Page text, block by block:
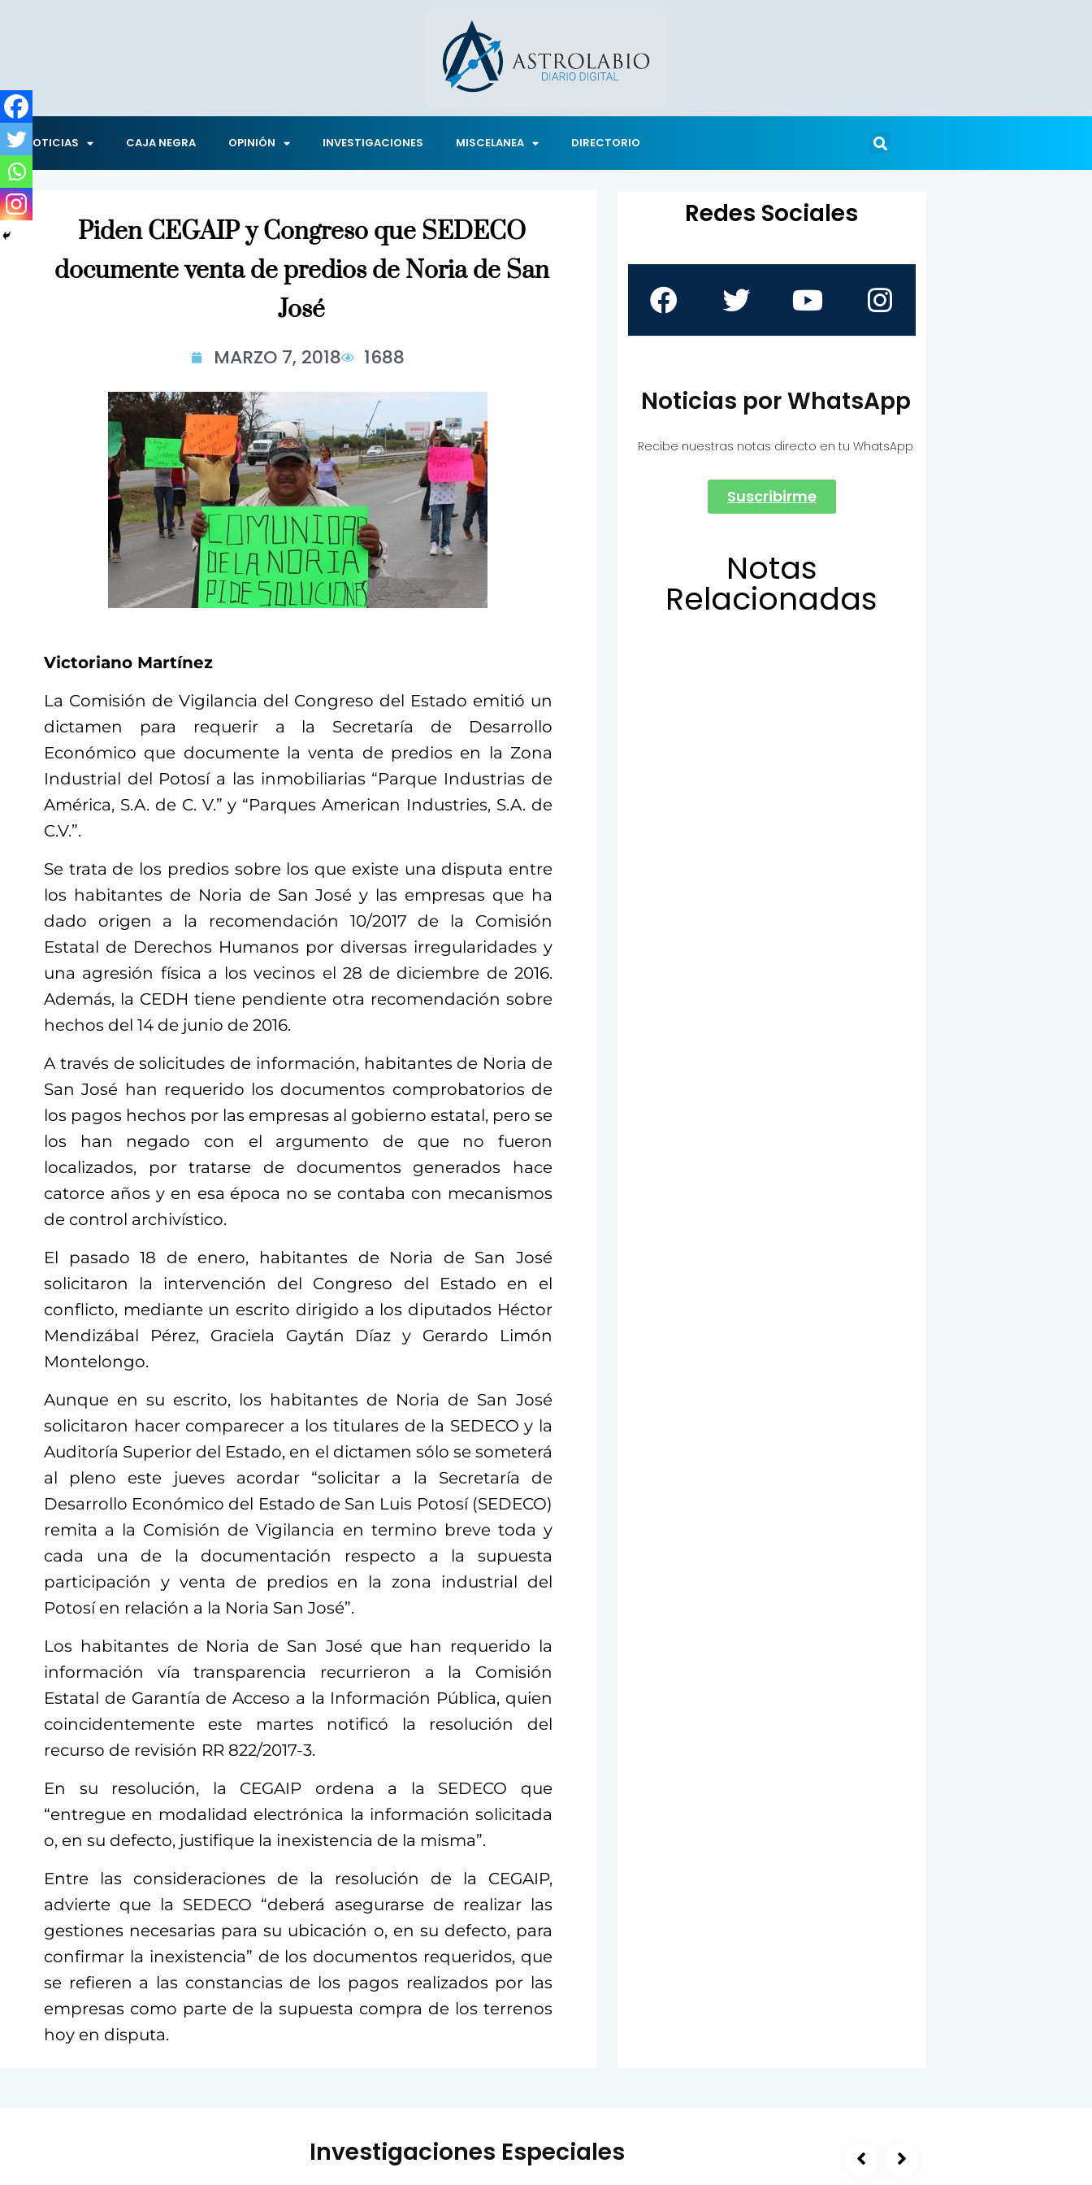
NOTICIAS CAJA NEGRA OPINIÓN INVESTIGACIONES MISCELANEA DIRECTORIO
Piden CEGAIP y Congreso que SEDECO
documente venta de predios de Noria de San
José
MARZO 7, 2018 1688
Victoriano Martínez
La Comisión de Vigilancia del Congreso del Estado emitió un
dictamen para requerir a la Secretaría de Desarrollo
Económico que documente la venta de predios en la Zona
Industrial del Potosí a las inmobiliarias “Parque Industrias de
América, S.A. de C. V.” y “Parques American Industries, S.A. de
C.V.”.
Se trata de los predios sobre los que existe una disputa entre
los habitantes de Noria de San José y las empresas que ha
dado origen a la recomendación 10/2017 de la Comisión
Estatal de Derechos Humanos por diversas irregularidades y
una agresión física a los vecinos el 28 de diciembre de 2016.
Además, la CEDH tiene pendiente otra recomendación sobre
hechos del 14 de junio de 2016.
A través de solicitudes de información, habitantes de Noria de
San José han requerido los documentos comprobatorios de
los pagos hechos por las empresas al gobierno estatal, pero se
los han negado con el argumento de que no fueron
localizados, por tratarse de documentos generados hace
catorce años y en esa época no se contaba con mecanismos
de control archivístico.
El pasado 18 de enero, habitantes de Noria de San José
solicitaron la intervención del Congreso del Estado en el
conflicto, mediante un escrito dirigido a los diputados Héctor
Mendizábal Pérez, Graciela Gaytán Díaz y Gerardo Limón
Montelongo.
Aunque en su escrito, los habitantes de Noria de San José
solicitaron hacer comparecer a los titulares de la SEDECO y la
Auditoría Superior del Estado, en el dictamen sólo se someterá
al pleno este jueves acordar “solicitar a la Secretaría de
Desarrollo Económico del Estado de San Luis Potosí (SEDECO)
remita a la Comisión de Vigilancia en termino breve toda y
cada una de la documentación respecto a la supuesta
participación y venta de predios en la zona industrial del
Potosí en relación a la Noria San José”.
Los habitantes de Noria de San José que han requerido la
información vía transparencia recurrieron a la Comisión
Estatal de Garantía de Acceso a la Información Pública, quien
coincidentemente este martes notificó la resolución del
recurso de revisión RR 822/2017-3.
En su resolución, la CEGAIP ordena a la SEDECO que
“entregue en modalidad electrónica la información solicitada
o, en su defecto, justifique la inexistencia de la misma”.
Entre las consideraciones de la resolución de la CEGAIP,
advierte que la SEDECO “deberá asegurarse de realizar las
gestiones necesarias para su ubicación o, en su defecto, para
confirmar la inexistencia” de los documentos requeridos, que
se refieren a las constancias de los pagos realizados por las
empresas como parte de la supuesta compra de los terrenos
hoy en disputa.
Redes Sociales
Noticias por WhatsApp
Recibe nuestras notas directo en tu WhatsApp
Suscribirme
Notas
Relacionadas
Investigaciones Especiales